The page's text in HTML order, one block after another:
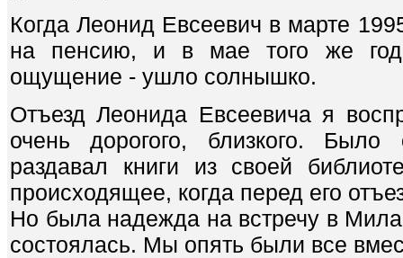
Когда Леонид Евсеевич в марте
на пенсию, и в мае того же
ощущение - ушло солнышко.
Отъезд Леонида Евсеевича я
очень дорогого, близкого. Было
раздавал книги из своей
происходящее, когда перед его
Но была надежда на встречу в
состоялась. Мы опять были все